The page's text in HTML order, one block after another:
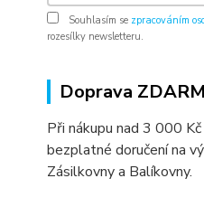
Souhlasím se zpracováním
rozesílky newsletteru.
Doprava
Při nákupu nad 3 000
bezplatné doručení na
Zásilkovny a Balíkovny.